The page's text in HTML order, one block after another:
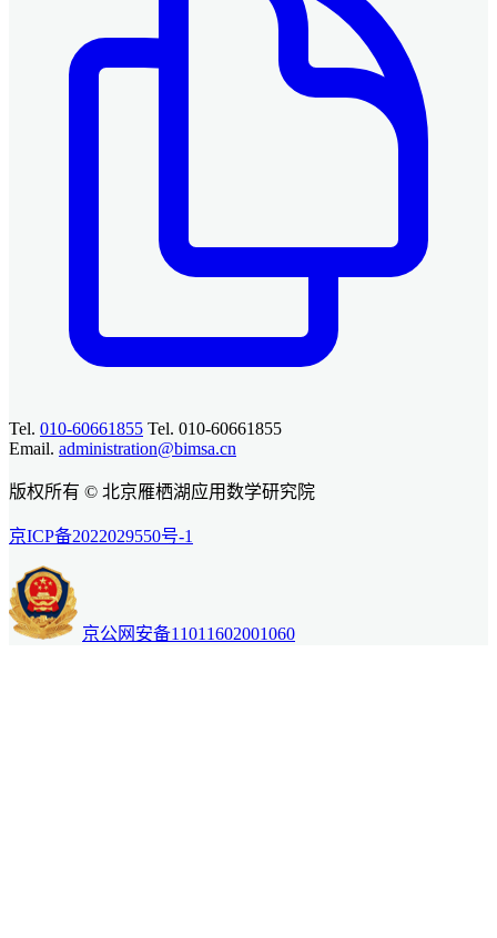
Tel. 010-60661855 Tel. 010-60661855
Email. administration@bimsa.cn
版权所有 © 北京雁栖湖应用数学研究院
京ICP备2022029550号-1
京公网安备11011602001060